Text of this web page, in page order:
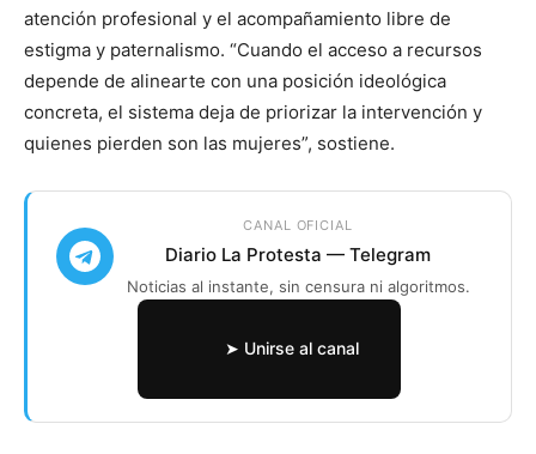
atención profesional y el acompañamiento libre de
estigma y paternalismo. “Cuando el acceso a recursos
depende de alinearte con una posición ideológica
concreta, el sistema deja de priorizar la intervención y
quienes pierden son las mujeres”, sostiene.
CANAL OFICIAL
Diario La Protesta — Telegram
Noticias al instante, sin censura ni algoritmos.
➤ Unirse al canal